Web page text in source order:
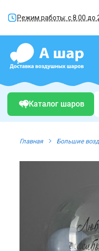
Режим работы: с 8.00 до
Каталог шаров
Главная Большие